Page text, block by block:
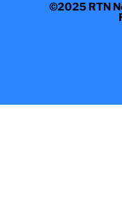
©2025 RTN